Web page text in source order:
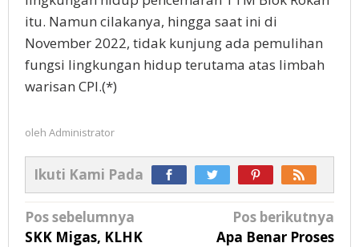
itu. Namun cilakanya, hingga saat ini di
November 2022, tidak kunjung ada pemulihan
fungsi lingkungan hidup terutama atas limbah
warisan CPI.(*)
oleh Administrator
Ikuti Kami Pada
Navigasi
pos
Pos sebelumnya
SKK Migas, KLHK
Pos berikutnya
Apa Benar Proses